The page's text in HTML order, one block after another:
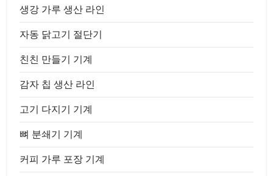
생강 가루 생산 라인
자동 닭고기 절단기
친친 만들기 기계
감자 칩 생산 라인
고기 다지기 기계
뼈 분쇄기 기계
커피 가루 포장 기계